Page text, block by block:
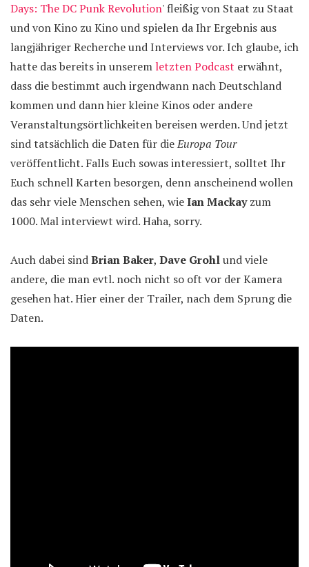
Days: The DC Punk Revolution' fleißig von Staat zu Staat
und von Kino zu Kino und spielen da Ihr Ergebnis aus
langjähriger Recherche und Interviews vor. Ich glaube, ich
hatte das bereits in unserem letzten Podcast erwähnt,
dass die bestimmt auch irgendwann nach Deutschland
kommen und dann hier kleine Kinos oder andere
Veranstaltungsörtlichkeiten bereisen werden. Und jetzt
sind tatsächlich die Daten für dieEuropa Tour
veröffentlicht. Falls Euch sowas interessiert, solltet Ihr
Euch schnell Karten besorgen, denn anscheinend wollen
das sehr viele Menschen sehen, wieIan Mackayzum
1000. Mal interviewt wird. Haha, sorry.
Auch dabei sindBrian Baker, Dave Grohlund viele
andere, die man evtl. noch nicht so oft vor der Kamera
gesehen hat. Hier einer der Trailer, nach dem Sprung die
Daten.